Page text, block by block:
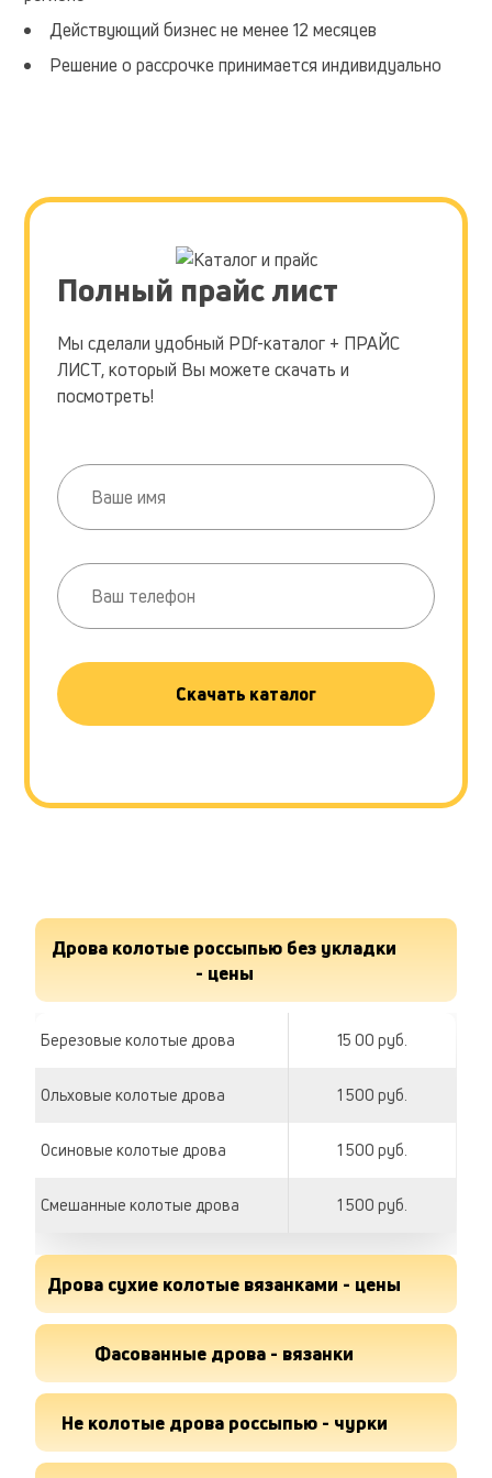
Действующий бизнес не менее 12 месяцев
Решение о рассрочке принимается индивидуально
Полный прайс лист
Мы сделали удобный PDf-каталог + ПРАЙС
ЛИСТ, который Вы можете скачать и
посмотреть!
Скачать каталог
Дрова колотые россыпью без укладки
- цены
Березовые колотые дрова 15 00 руб.
Ольховые колотые дрова 1 500 руб.
Осиновые колотые дрова 1 500 руб.
Смешанные колотые дрова 1 500 руб.
Дрова сухие колотые вязанками - цены
Дрова березовые сухие 220 руб.
Дрова осиновые сухие 220 руб.
Фасованные дрова - вязанки
Вязанка ольховых дров 170 руб.
Не колотые дрова россыпью - чурки